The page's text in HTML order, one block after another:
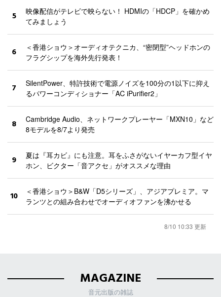
5
映像配信がテレビで映らない！ HDMIの「HDCP」を確かめ
てみましょう
6
＜香港ショウ＞オーディオテクニカ、“密閉型”ヘッドホンの
フラグシップを海外先行発表！
7
SilentPower、特許技術で電源ノイズを100分の1以下に抑え
るパワーコンディショナー「AC iPurifier2」
8
Cambridge Audio、ネットワークプレーヤー「MXN10」など
8モデルを8/7より発売
9
夏は『耳カビ』にも注意。耳をふさがないイヤーカフ型イヤ
ホン、ビクター「音アクセ」がオススメな理由
10
＜香港ショウ＞B&W「D5シリーズ」、アジアプレミア。マ
ランツとの組み合わせでオーディオファンを沸かせる
8/10 10:33 更新
MAGAZINE
音元出版の雑誌